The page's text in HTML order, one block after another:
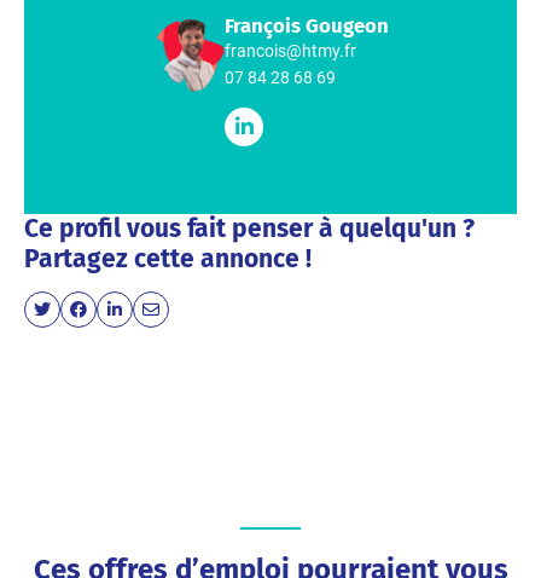
François Gougeon
francois@htmy.fr
07 84 28 68 69
Ce profil vous fait penser à quelqu'un ?
Partagez cette annonce !
Ces offres d’emploi pourraient vous